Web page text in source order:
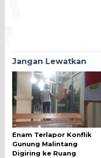
Jangan Lewatkan
Enam Terlapor Konflik
Gunung Malintang
Digiring ke Ruang